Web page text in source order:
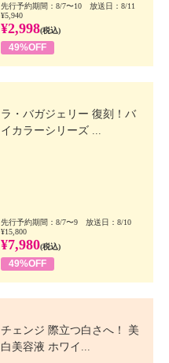
先行予約期間：8/7〜10 放送日：8/11
¥5,940
¥2,998(税込)
49%OFF
ラ・バガジェリー 復刻！バ
イカラーシリーズ ...
先行予約期間：8/7〜9 放送日：8/10
¥15,800
¥7,980(税込)
49%OFF
チェンジ 際立つ白さへ！ 美
白美容液 ホワイ...